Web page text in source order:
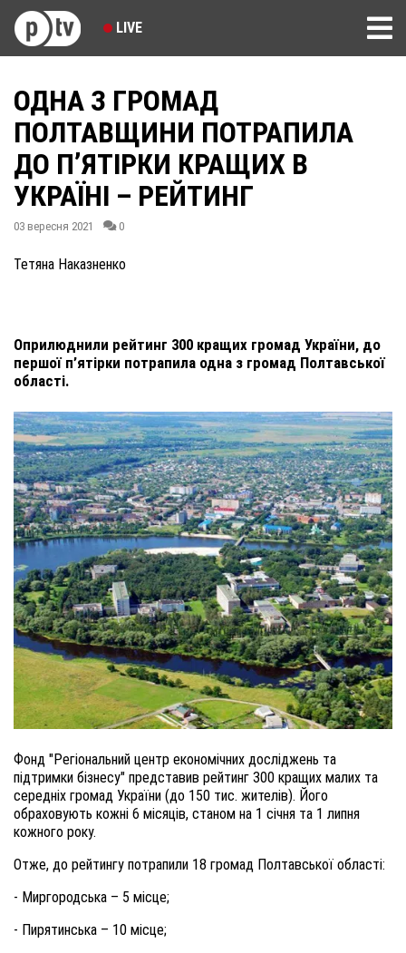
LIVE
ОДНА З ГРОМАД
ПОЛТАВЩИНИ ПОТРАПИЛА
ДО П’ЯТІРКИ КРАЩИХ В
УКРАЇНІ – РЕЙТИНГ
03 вересня 2021 0
Тетяна Наказненко
Оприлюднили рейтинг 300 кращих громад України, до
першої п’ятірки потрапила одна з громад Полтавської
області.
Фонд "Регіональний центр економічних досліджень та
підтримки бізнесу" представив рейтинг 300 кращих малих та
середніх громад України (до 150 тис. жителів). Його
обраховують кожні 6 місяців, станом на 1 січня та 1 липня
кожного року.
Отже, до рейтингу потрапили 18 громад Полтавської області:
- Миргородська – 5 місце;
- Пирятинська – 10 місце;